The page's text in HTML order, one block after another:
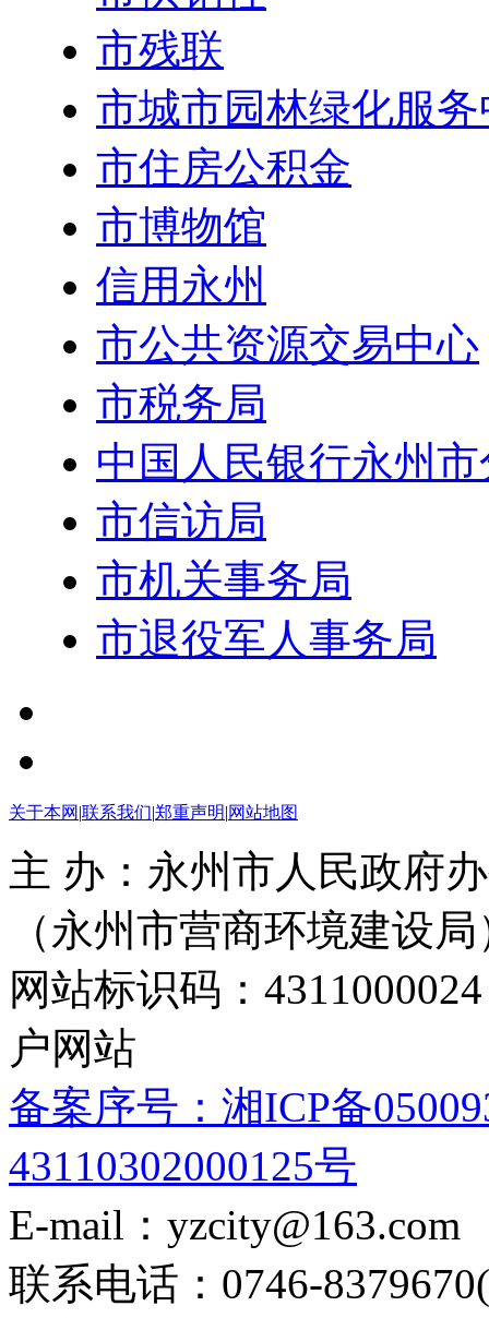
市残联
市城市园林绿化服
市住房公积金
市博物馆
信用永州
市公共资源交易中心
市税务局
中国人民银行永州
市信访局
市机关事务局
市退役军人事务局
关于本网 |联系我们|郑重声明|网站地图
主 办：永州市人民政府
（永州市营商环境建设局
网站标识码：
户网站
备案序号：湘ICP备
43110302000125号
E-mail：yzcity@163.com
联系电话：0746-